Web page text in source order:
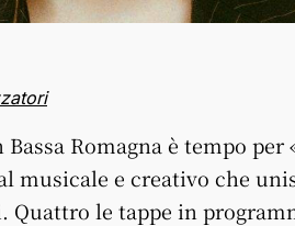
Romagna è tempo per
musicale e creativo che
le tappe in